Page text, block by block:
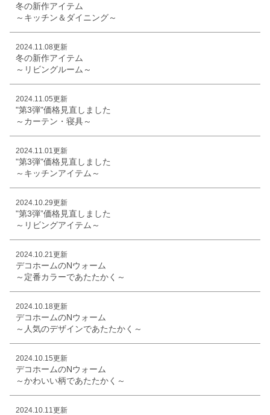
冬の新作アイテム
～キッチン＆ダイニング～
2024.11.08更新
冬の新作アイテム
～リビングルーム～
2024.11.05更新
"第3弾"価格見直しました
～カーテン・寝具～
2024.11.01更新
"第3弾"価格見直しました
～キッチンアイテム～
2024.10.29更新
"第3弾”価格見直しました
～リビングアイテム～
2024.10.21更新
デコホームのNウォーム
～定番カラーであたたかく～
2024.10.18更新
デコホームのNウォーム
～人気のデザインであたたかく～
2024.10.15更新
デコホームのNウォーム
～かわいい柄であたたかく～
2024.10.11更新